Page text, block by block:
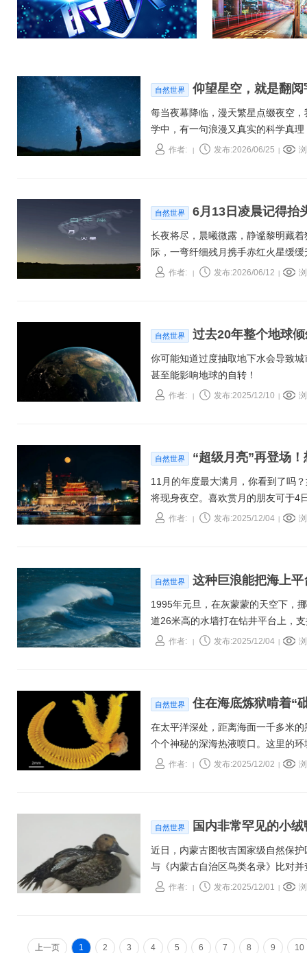
自然世界 仰望星空，就是翻
每当夜幕降临，漫天繁星点缀夜空
学中，有一句浪漫又真实的科学真
的星光，从来不是星星此刻的模样
作者: 发布:2026/06/25
自然世界 6月13日凌晨记得抬
长夜将尽，晨曦微露，静谧黎明藏
际，一弯纤细残月携手赤红火星缓
作者: 发布:2026/06/12
自然世界 过去20年整个地球
你可能知道过度抽取地下水会导致
甚至能影响地球的自转！
作者: 发布:2025/12/10
自然世界 “超级月亮”再登场
11月的年度最大满月，你看到了吗
将现身夜空。喜欢赏月的朋友可于4
作者: 发布:2025/12/04
自然世界 这种巨浪能把海上
1995年元旦，在灰蒙蒙的天空下，
道26米高的水墙打在钻井平台上，
次给世人留下确凿的证据：“疯狗浪
作者: 发布:2025/12/04
自然世界 住在海底炼狱啃着“
在太平洋深处，距离海面一千多米
个个神秘的深海热液喷口。这里的
水携带着致命的硫化氢和重金属毒
作者: 发布:2025/12/02
自然世界 国内非常罕见的小
近日，内蒙古图牧吉国家级自然保
与《内蒙古自治区鸟类名录》比对
陆湿地小绒鸭观测的空白。
作者: 发布:2025/12/01
上一页 1 2 3 4 5 6 7 8 9 10